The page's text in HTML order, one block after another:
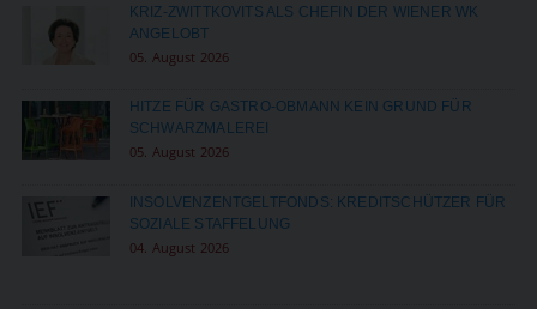
KRIZ-ZWITTKOVITS ALS CHEFIN DER WIENER WK
ANGELOBT
05. August 2026
HITZE FÜR GASTRO-OBMANN KEIN GRUND FÜR
SCHWARZMALEREI
05. August 2026
INSOLVENZENTGELTFONDS: KREDITSCHÜTZER FÜR
SOZIALE STAFFELUNG
04. August 2026